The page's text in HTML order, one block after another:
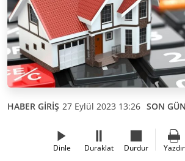
HABER GİRİŞ 27 Eylül 2023 13:26 SON
Dinle Duraklat Durdur Yazdır